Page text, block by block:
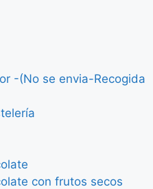
-(No se envia-Recogida
con frutos secos